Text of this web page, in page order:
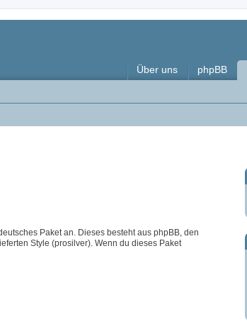
Über uns phpBB
Paket an. Dieses besteht aus phpBB, den
Style (prosilver). Wenn du dieses Paket